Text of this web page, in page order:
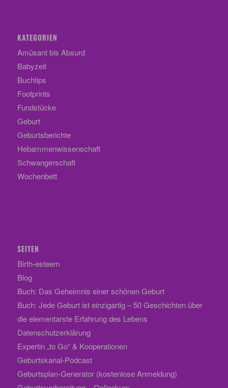
KATEGORIEN
Amüsant bis Absurd
Babyzeit
Buchtips
Footprints
Fundstücke
Geburt
Geburtsberichte
Hebammenwissenschaft
Schwangerschaft
Wochenbett
SEITEN
Birth-esteem
Blog
Buch: Das Geheimnis einer schönen Geburt
Buch: Jede Geburt ist einzigartig – 50 Geschichten über
die elementarste Erfahrung des Lebens
Datenschutzerklärung
Expertin „to Go“ & Kooperationen
Geburtskanal-Podcast
Geburtsplan-Generator (kostenlose Anmeldung)